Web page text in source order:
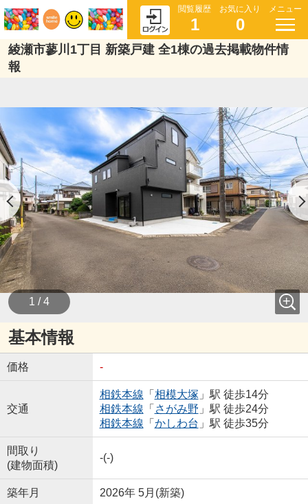
閲覧履歴
1
お気に入り
0
メニュー
綾瀬市蓼川1丁目 新築戸建 全1棟の過去掲載物件情
報
1 / 4
基本情報
価格 -
交通
相鉄本線 「 相模大塚 」駅 徒歩14分
相鉄本線 「 さがみ野 」駅 徒歩24分
相鉄本線 「 かしわ台 」駅 徒歩35分
間取り
(建物面積)
-(-)
築年月 2026年 5月(新築)